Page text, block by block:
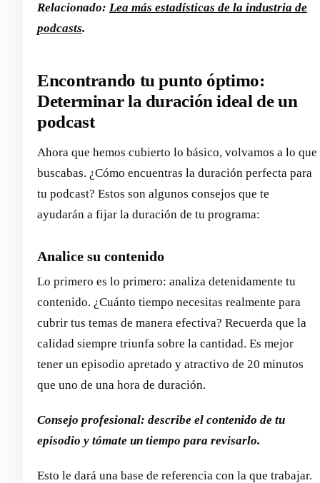
Relacionado: Lea más estadísticas de la industria de
podcasts.
Encontrando tu punto óptimo:
Determinar la duración ideal de un
podcast
Ahora que hemos cubierto lo básico, volvamos a lo que
buscabas. ¿Cómo encuentras la duración perfecta para
tu podcast? Estos son algunos consejos que te
ayudarán a fijar la duración de tu programa:
Analice su contenido
Lo primero es lo primero: analiza detenidamente tu
contenido. ¿Cuánto tiempo necesitas realmente para
cubrir tus temas de manera efectiva? Recuerda que la
calidad siempre triunfa sobre la cantidad. Es mejor
tener un episodio apretado y atractivo de 20 minutos
que uno de una hora de duración.
Consejo profesional: describe el contenido de tu
episodio y tómate un tiempo para revisarlo.
Esto le dará una base de referencia con la que trabajar.